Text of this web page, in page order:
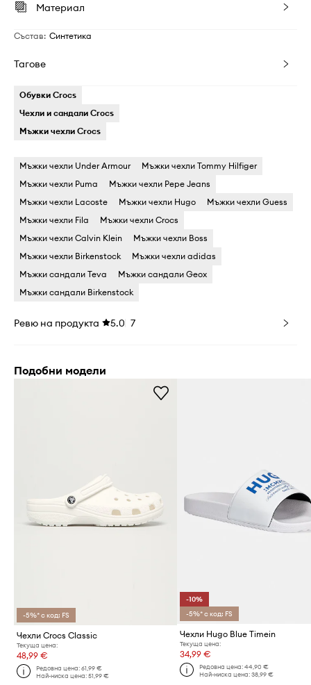
Материал
Състав: Синтетика
Тагове
Обувки Crocs
Чехли и сандали Crocs
Мъжки чехли Crocs
Мъжки чехли Under Armour
Мъжки чехли Tommy Hilfiger
Мъжки чехли Puma
Мъжки чехли Pepe Jeans
Мъжки чехли Lacoste
Мъжки чехли Hugo
Мъжки чехли Guess
Мъжки чехли Fila
Мъжки чехли Crocs
Мъжки чехли Calvin Klein
Мъжки чехли Boss
Мъжки чехли Birkenstock
Мъжки чехли adidas
Мъжки сандали Teva
Мъжки сандали Geox
Мъжки сандали Birkenstock
Ревю на продукта 5.0 7
Подобни модели
-5%* с код: FS
Чехли Crocs Classic
Текуща цена:
48,99 €
Редовна цена:61,99 €
Най-ниска цена:51,99 €
-10%
-5%* с код: FS
Чехли Hugo Blue Timein
Текуща цена:
34,99 €
Редовна цена: 44,90 €
Най-ниска цена: 38,99 €